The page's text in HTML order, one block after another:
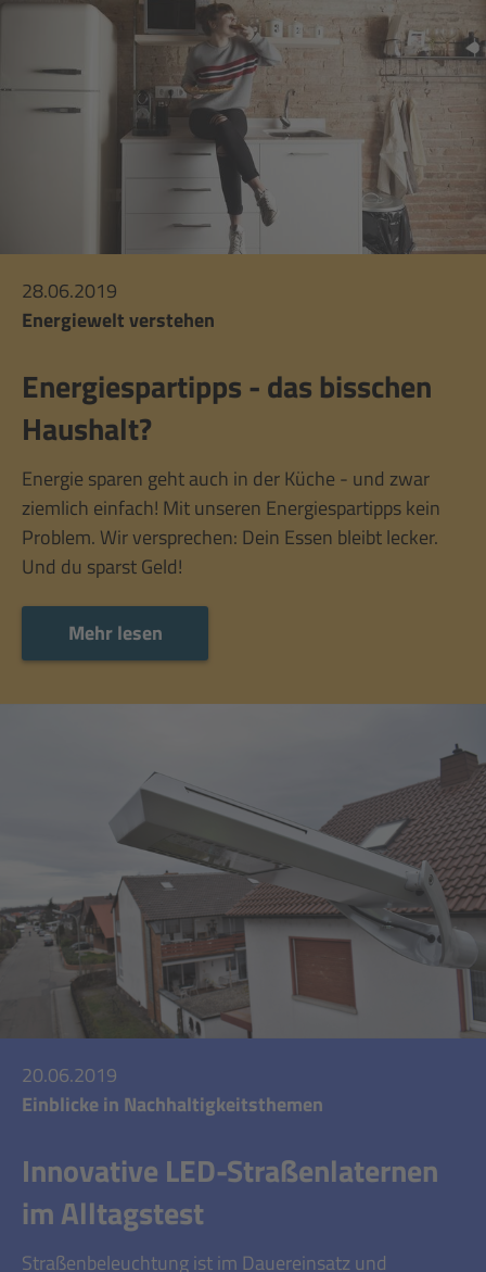
28.06.2019
Energiewelt verstehen
Energiespartipps - das bisschen
Haushalt?
Energie sparen geht auch in der Küche - und zwar
ziemlich einfach! Mit unseren Energiespartipps kein
Problem. Wir versprechen: Dein Essen bleibt lecker.
Und du sparst Geld!
Mehr lesen
20.06.2019
Einblicke in Nachhaltigkeitsthemen
Innovative LED-Straßenlaternen
im Alltagstest
Straßenbeleuchtung ist im Dauereinsatz und